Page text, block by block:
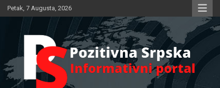
Skip
to
Petak, 7 Augusta, 2026